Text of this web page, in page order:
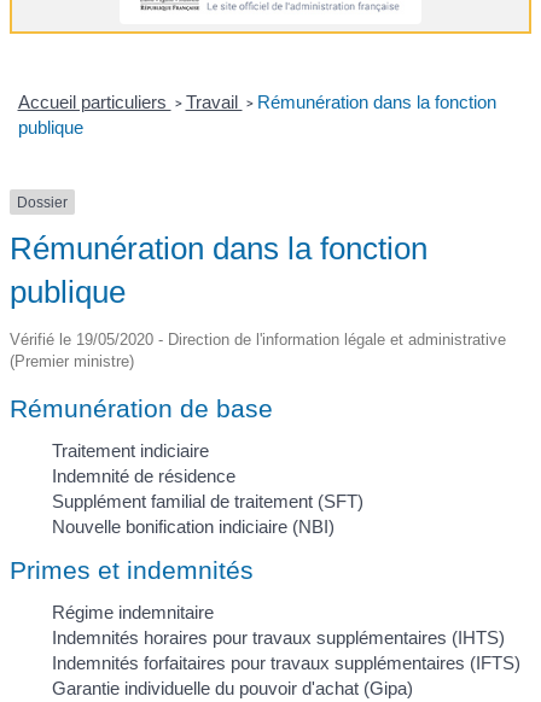
Accueil particuliers > Travail > Rémunération dans la fonction
publique
Dossier
Rémunération dans la fonction
publique
Vérifié le 19/05/2020 - Direction de l'information légale et administrative
(Premier ministre)
Rémunération de base
Traitement indiciaire
Indemnité de résidence
Supplément familial de traitement (SFT)
Nouvelle bonification indiciaire (NBI)
Primes et indemnités
Régime indemnitaire
Indemnités horaires pour travaux supplémentaires (IHTS)
Indemnités forfaitaires pour travaux supplémentaires (IFTS)
Garantie individuelle du pouvoir d'achat (Gipa)